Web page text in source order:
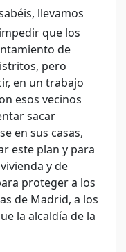
llevamos
que los
de
pero
en un trabajo
esos vecinos
sacar
en sus casas,
este plan y para
y de
proteger a los
de Madrid, a los
la alcaldía de la